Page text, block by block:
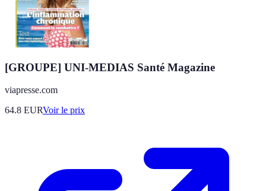
[GROUPE] UNI-MEDIAS Santé Magazine
viapresse.com
64.8 EURVoir le prix